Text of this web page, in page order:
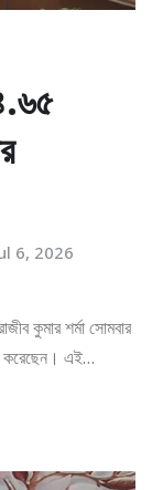
6, 2026
কুমার শর্মা সোমবার
করেছেন। এই…